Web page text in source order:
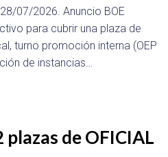
07/2026. Anuncio BOE
para cubrir una plaza de
turno promoción interna (OEP
de instancias…
de OFICIAL